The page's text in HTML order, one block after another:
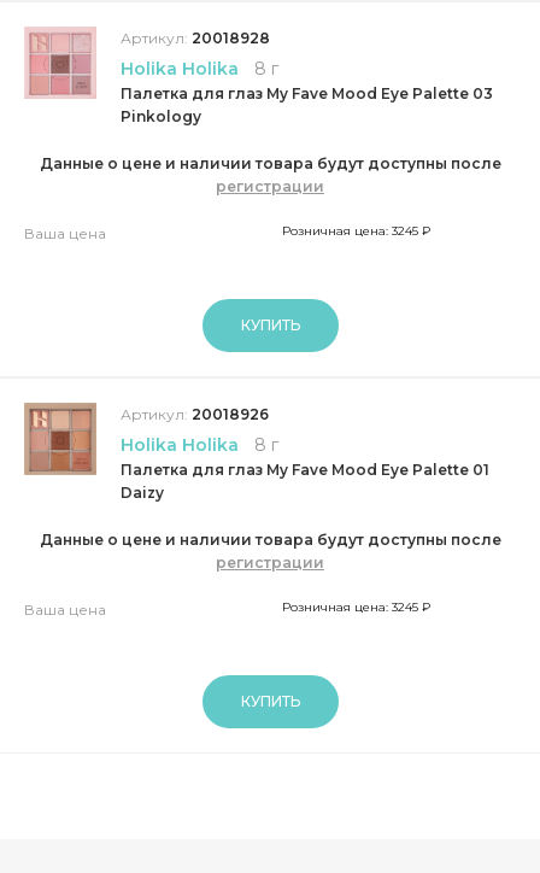
Артикул: 20018928
Holika Holika 8 г
Палетка для глаз My Fave Mood Eye Palette 03
Pinkology
Данные о цене и наличии товара будут доступны после
регистрации
Ваша цена Розничная цена: 3245 ₽
КУПИТЬ
Артикул: 20018926
Holika Holika 8 г
Палетка для глаз My Fave Mood Eye Palette 01
Daizy
Данные о цене и наличии товара будут доступны после
регистрации
Ваша цена Розничная цена: 3245 ₽
КУПИТЬ